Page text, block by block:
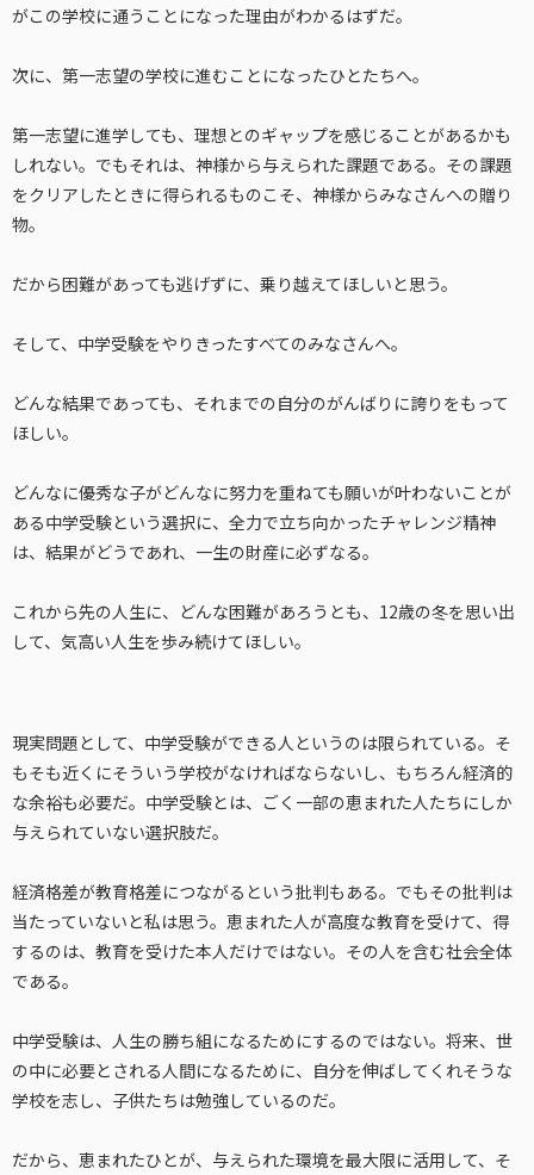
がこの学校に通うことになった理由がわかるはずだ。
次に、第一志望の学校に進むことになったひとたちへ。
第一志望に進学しても、理想とのギャップを感じることがあるかも
しれない。でもそれは、神様から与えられた課題である。その課題
をクリアしたときに得られるものこそ、神様からみなさんへの贈り
物。
だから困難があっても逃げずに、乗り越えてほしいと思う。
そして、中学受験をやりきったすべてのみなさんへ。
どんな結果であっても、それまでの自分のがんばりに誇りをもって
ほしい。
どんなに優秀な子がどんなに努力を重ねても願いが叶わないことが
ある中学受験という選択に、全力で立ち向かったチャレンジ精神
は、結果がどうであれ、一生の財産に必ずなる。
これから先の人生に、どんな困難があろうとも、12歳の冬を思い出
して、気高い人生を歩み続けてほしい。
現実問題として、中学受験ができる人というのは限られている。そ
もそも近くにそういう学校がなければならないし、もちろん経済的
な余裕も必要だ。中学受験とは、ごく一部の恵まれた人たちにしか
与えられていない選択肢だ。
経済格差が教育格差につながるという批判もある。でもその批判は
当たっていないと私は思う。恵まれた人が高度な教育を受けて、得
するのは、教育を受けた本人だけではない。その人を含む社会全体
である。
中学受験は、人生の勝ち組になるためにするのではない。将来、世
の中に必要とされる人間になるために、自分を伸ばしてくれそうな
学校を志し、子供たちは勉強しているのだ。
だから、恵まれたひとが、与えられた環境を最大限に活用して、そ